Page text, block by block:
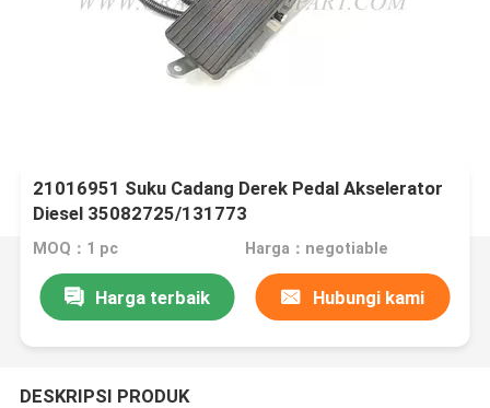
21016951 Suku Cadang Derek Pedal Akselerator
Diesel 35082725/131773
MOQ：1 pc Harga：negotiable
Harga terbaik Hubungi kami
DESKRIPSI PRODUK